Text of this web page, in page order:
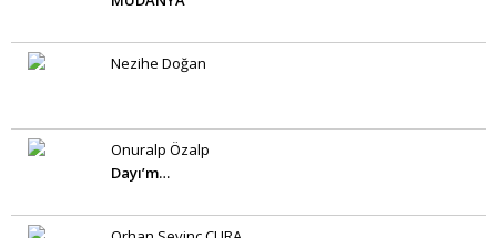
Nezihe Doğan
Onuralp Özalp
Dayı’m…